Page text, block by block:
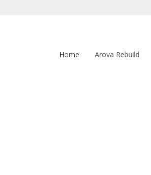
Home Arova Rebuild